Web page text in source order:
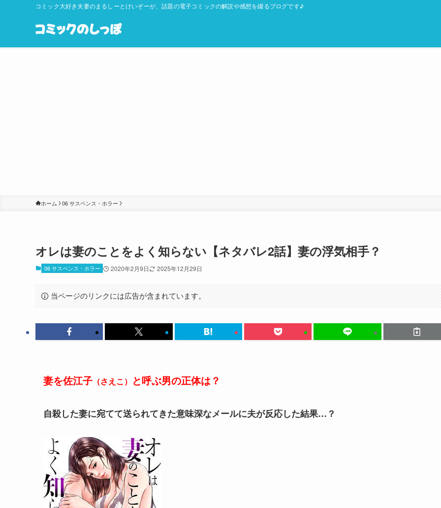
コミック大好き夫妻のまるしーとけいぞーが、話題の電子コミックの解説や感想を綴るブログです♪
ホーム 06 サスペンス・ホラー
オレは妻のことをよく知らない【ネタバレ2話】妻の浮気相手？
06 サスペンス・ホラー 2020年2月9日 2025年12月29日
当ページのリンクには広告が含まれています。
妻を佐江子 （さえこ） と呼ぶ男の正体は？
自殺した妻に宛てて送られてきた意味深なメールに夫が反応した結果…？